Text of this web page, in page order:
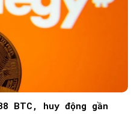
BTC, huy động gần